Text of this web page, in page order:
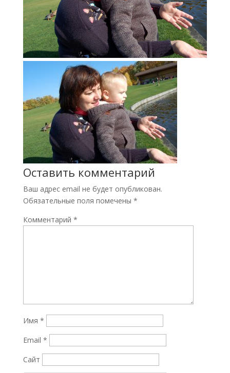
Оставить комментарий
Ваш адрес email не будет опубликован.
Обязательные поля помечены *
Комментарий *
Имя *
Email *
Сайт